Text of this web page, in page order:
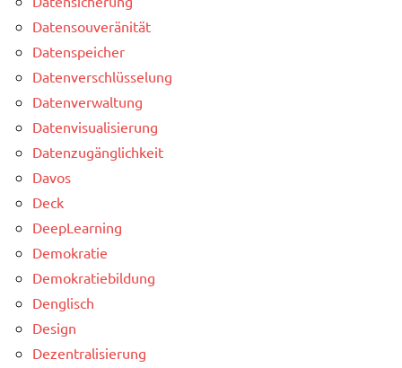
Datensouveränität
Datenspeicher
Datenverschlüsselung
Datenverwaltung
Datenvisualisierung
Datenzugänglichkeit
Davos
Deck
DeepLearning
Demokratie
Demokratiebildung
Denglisch
Design
Dezentralisierung